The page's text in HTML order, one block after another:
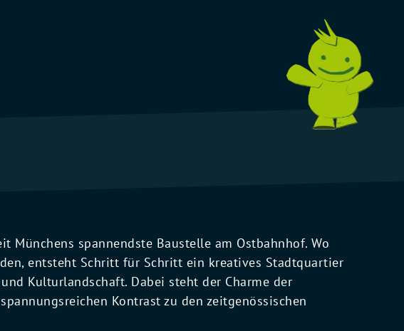
Münchens spannendste Baustelle am Ostbahnhof. Wo
entsteht Schritt für Schritt ein kreatives Stadtquartier
Kulturlandschaft. Dabei steht der Charme der
Kontrast zu den zeitgenössischen